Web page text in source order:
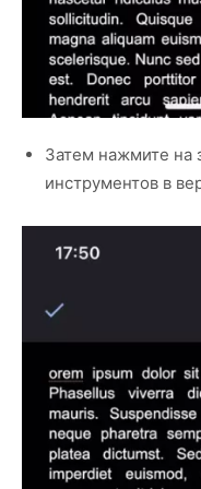
Затем нажмите на
инструментов в